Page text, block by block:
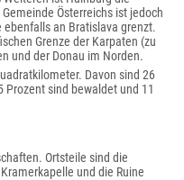
Österreichs ist jedoch
an Bratislava grenzt.
Grenze der Karpaten (zu
und der Donau im Norden.
Davon sind 26
sind bewaldet und 11
Ortsteile sind die
und die Ruine